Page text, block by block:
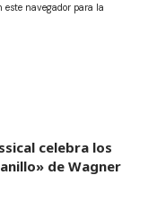
navegador para la
celebra los
de Wagner